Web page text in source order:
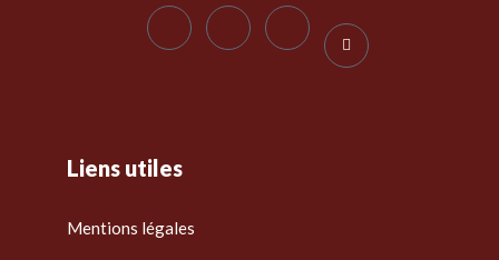
Liens utiles
Mentions légales